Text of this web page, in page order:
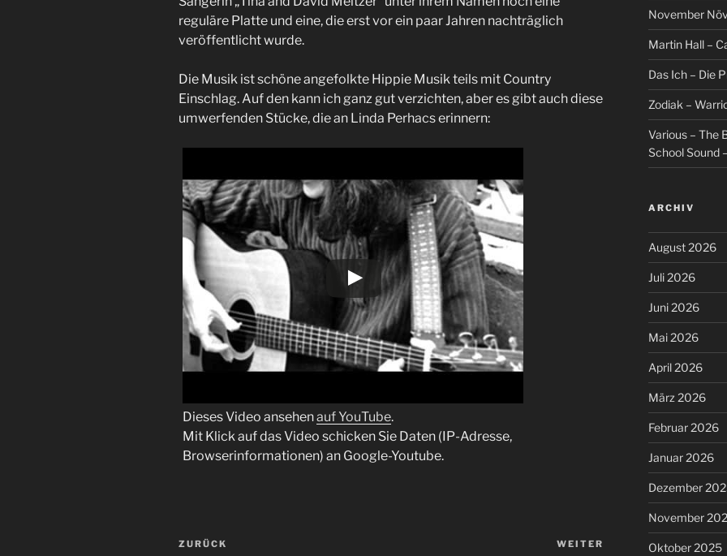
reguläre Platte und eine, die erst vor ein paar Jahren nachträglich
veröffentlicht wurde.
Die Musik ist schöne angefolkte Hippie Musik teils mit Country
Einschlag. Auf den kann ich ganz gut verzichten, aber es gibt auch diese
umwerfenden Stücke, die an Linda Perhacs erinnern:
Dieses Video ansehenauf YouTube.
Mit Klick auf das Video schicken Sie Daten (IP-Adresse,
Browserinformationen) an Google-Youtube.
Beitragsnavigation
Vorheriger
ZURÜCK
Nächster
WEITER
November
Martin Hall –
Das Ich – Die
Zodiak –
Various – The
School Sound
ARCHIV
August 2026
Juli 2026
Juni 2026
Mai 2026
April 2026
März 2026
Februar 2026
Januar 2026
Dezember
November
Oktober 2025